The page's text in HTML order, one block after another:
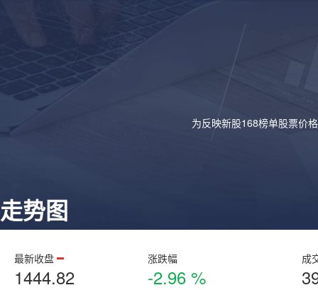
为反映新股168榜单股票价
走势图
最新收盘
1444.82
涨跌幅
-2.96 %
成